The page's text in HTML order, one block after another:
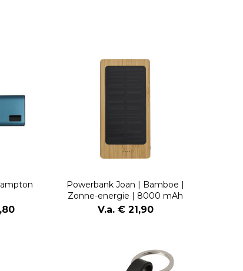
Powerbank Joan | Bamboe |
Zonne-energie | 8000 mAh
V.a. € 21,90